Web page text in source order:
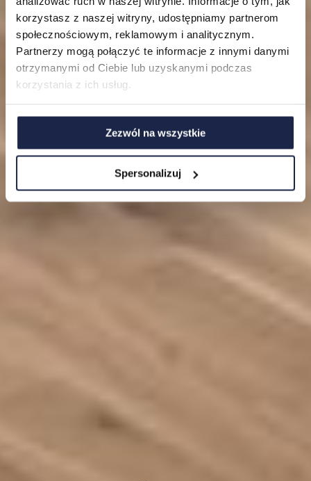
korzystasz z naszej witryny, udostępniamy partnerom
społecznościowym, reklamowym i analitycznym.
Partnerzy mogą połączyć te informacje z innymi danymi
otrzymanymi od Ciebie lub uzyskanymi podczas
korzystania z ich usług.
Zezwól na wszystkie
Spersonalizuj
O nas
FAQ